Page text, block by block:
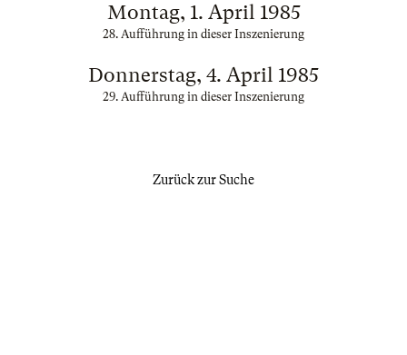
Montag, 1. April 1985
28. Aufführung in dieser Inszenierung
Donnerstag, 4. April 1985
29. Aufführung in dieser Inszenierung
Zurück zur Suche